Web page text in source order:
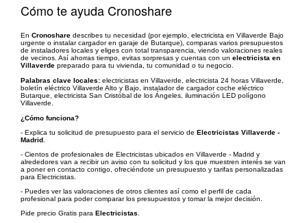
Cómo te ayuda Cronoshare
En Cronoshare describes tu necesidad (por ejemplo, electricista en Villaverde Bajo
urgente o instalar cargador en garaje de Butarque), comparas varios presupuestos
de instaladores locales y eliges con total transparencia, viendo valoraciones reales
de vecinos. Así ahorras tiempo, evitas sorpresas y cuentas con un electricista en
Villaverde preparado para tu vivienda, tu comunidad o tu negocio.
Palabras clave locales: electricistas en Villaverde, electricista 24 horas Villaverde,
boletín eléctrico Villaverde Alto y Bajo, instalador de cargador coche eléctrico
Butarque, electricista San Cristóbal de los Ángeles, iluminación LED polígono
Villaverde.
¿Cómo funciona?
- Explica tu solicitud de presupuesto para el servicio de Electricistas Villaverde -
Madrid
- Cientos de profesionales de Electricistas ubicados en Villaverde - Madrid y
alrededores van a recibir un aviso con tu solicitud y los que muestren interés se van
a poner en contacto contigo, ofreciéndote un presupuesto y tarifas personalizadas
para Electricistas.
- Puedes ver las valoraciones de otros clientes así como el perfil de cada
profesional para poder comparar los presupuestos y tomar la mejor decisión.
Pide precio Gratis para Electricistas